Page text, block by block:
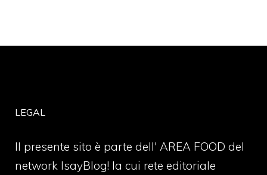
LEGAL
Il presente sito è parte dell' AREA FOOD del
network IsayBlog! la cui rete editoriale